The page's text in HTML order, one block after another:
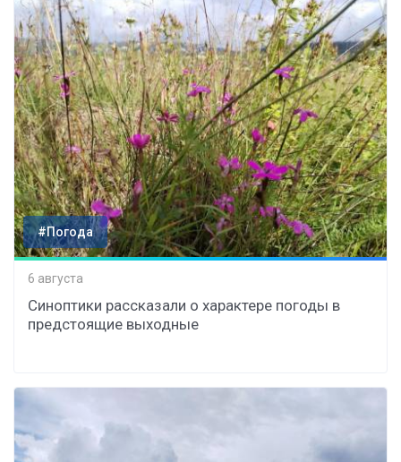
#Погода
6 августа
Синоптики рассказали о характере погоды в
предстоящие выходные